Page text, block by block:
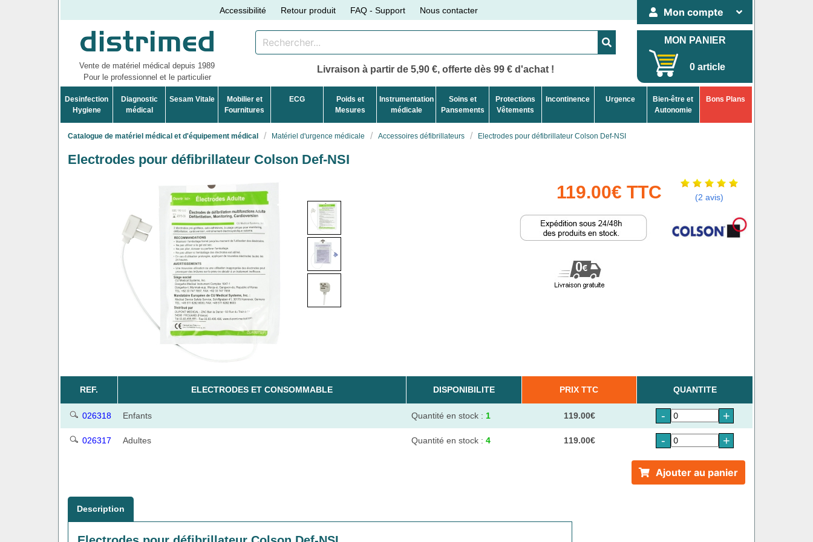
Accessibilité Retour produit FAQ - Support Nous contacter Mon compte
Vente de matériel médical depuis 1989
Pour le professionnel et le particulier
Livraison à partir de 5,90 €, offerte dès 99 € d'achat !
MON PANIER
0 article
Desinfection
Hygiene
Diagnostic
médical
Sesam Vitale
Mobilier et
Fournitures
ECG
Poids et
Mesures
Instrumentation
médicale
Soins et
Pansements
Protections
Vêtements
Incontinence Urgence
Bien-être et
Autonomie
Bons Plans
Catalogue de matériel médical et d'équipement médical Matériel d'urgence médicale Accessoires défibrillateurs Electrodes pour défibrillateur Colson Def-NSI
Electrodes pour défibrillateur Colson Def-NSI
119.00€ TTC (2 avis)
REF. ELECTRODES ET CONSOMMABLE DISPONIBILITE PRIX TTC QUANTITE
026318 Enfants Quantité en stock : 1 119.00€ - +
026317 Adultes Quantité en stock : 4 119.00€ - +
Ajouter au panier
Description